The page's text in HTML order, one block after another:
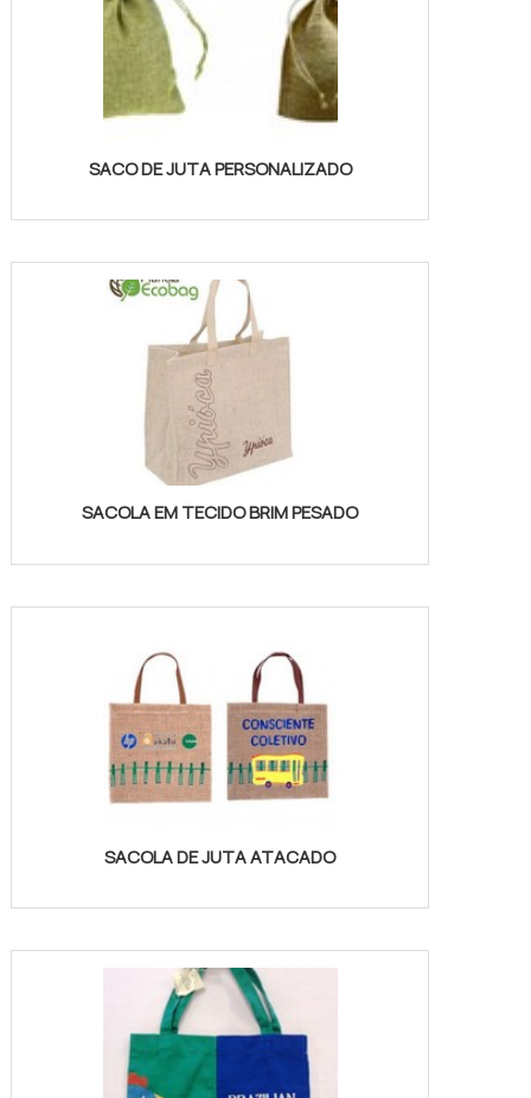
SACO DE JUTA PERSONALIZADO
SACOLA EM TECIDO BRIM PESADO
SACOLA DE JUTA ATACADO